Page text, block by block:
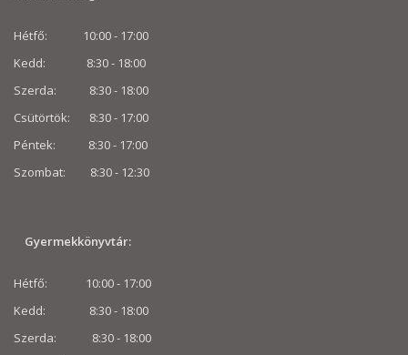
Hétfő: 10:00 - 17:00
Kedd: 8:30 - 18:00
Szerda: 8:30 - 18:00
Csütörtök: 8:30 - 17:00
Péntek: 8:30 - 17:00
Szombat: 8:30 - 12:30
Gyermekkönyvtár:
Hétfő: 10:00 - 17:00
Kedd: 8:30 - 18:00
Szerda: 8:30 - 18:00